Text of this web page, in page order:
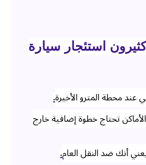
كثيرون استئجار سيارة
عند محطة المترو الأخيرة.
تحتاج خطوة إضافية خارج
أنك ضد النقل العام.